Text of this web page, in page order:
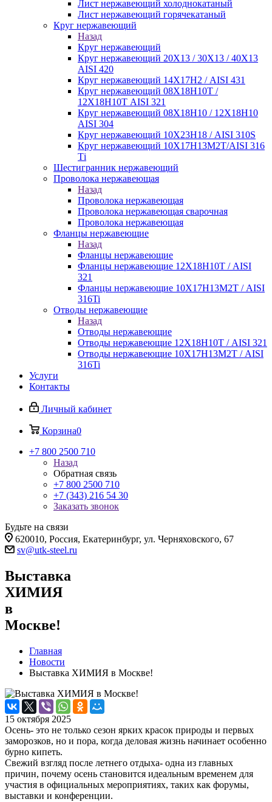
Лист нержавеющий холоднокатаный
Лист нержавеющий горячекатаный
Круг нержавеющий
Назад
Круг нержавеющий
Круг нержавеющий 20Х13 / 30Х13 / 40Х13
AISI 420
Круг нержавеющий 14Х17Н2 / AISI 431
Круг нержавеющий 08Х18Н10Т /
12Х18Н10Т AISI 321
Круг нержавеющий 08Х18Н10 / 12Х18Н10
AISI 304
Круг нержавеющий 10Х23Н18 / AISI 310S
Круг нержавеющий 10Х17Н13М2Т/AISI 316
Тi
Шестигранник нержавеющий
Проволока нержавеющая
Назад
Проволока нержавеющая
Проволока нержавеющая сварочная
Проволока нержавеющая
Фланцы нержавеющие
Назад
Фланцы нержавеющие
Фланцы нержавеющие 12Х18Н10Т / AISI
321
Фланцы нержавеющие 10Х17Н13М2Т / AISI
316Ti
Отводы нержавеющие
Назад
Отводы нержавеющие
Отводы нержавеющие 12Х18Н10Т / AISI 321
Отводы нержавеющие 10Х17Н13М2Т / AISI
316Ti
Услуги
Контакты
Личный кабинет
Корзина0
+7 800 2500 710
Назад
Обратная связь
+7 800 2500 710
+7 (343) 216 54 30
Заказать звонок
Будьте на связи
620010, Россия, Екатеринбург, ул. Черняховского, 67
sv@utk-steel.ru
Выставка
ХИМИЯ
в
Москве!
Главная
Новости
Выставка ХИМИЯ в Москве!
15 октября 2025
Осень- это не только сезон ярких красок природы и первых
заморозков, но и пора, когда деловая жизнь начинает особенно
бурно кипеть.
Свежий взгляд после летнего отдыха- одна из главных
причин, почему осень становится идеальным временем для
участия в официальных мероприятиях, таких как форумы,
выставки и конференции.